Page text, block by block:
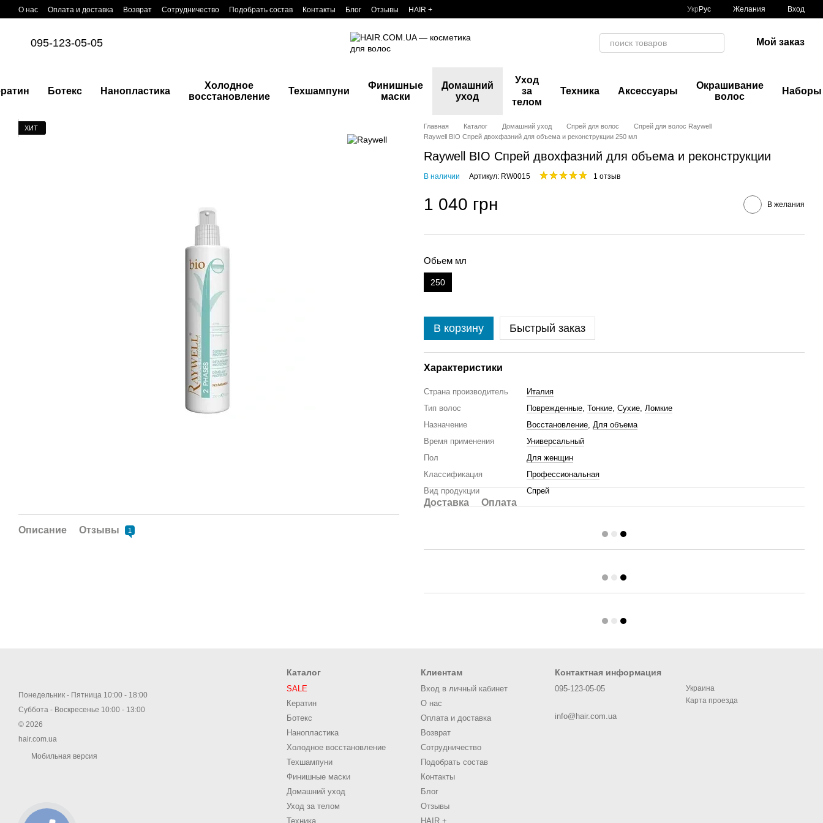
Перейти к основному контенту
О нас Оплата и доставка Возврат Сотрудничество Подобрать состав Контакты Блог Отзывы HAIR + Укр Рус Желания Вход
095-123-05-05 Мой заказ
Ботекс Нанопластика
Холодное
восстановление
Техшампуни
Финишные
маски
Домашний
уход
Уход
за
телом
Техника Аксессуары
Окрашивание
волос
Наборы
ХИТ
Описание Отзывы 1
Главная Каталог Домашний уход Спрей для волос
Спрей для волос Raywell
Raywell BIO Спрей двохфазний для объема и реконструкции 250 мл
Raywell BIO Спрей двохфазний для объема и реконструкции
В наличии Артикул: RW0015 1 отзыв
1 040 грн В желания
Обьем мл
250
В корзину Быстрый заказ
Характеристики
Страна производитель
Италия
Тип волос
Поврежденные, Тонкие, Сухие, Ломкие
Назначение
Восстановление, Для объема
Время применения
Универсальный
Пол
Для женщин
Классификация
Профессиональная
Вид продукции
Спрей
Доставка Оплата
Понедельник - Пятница 10:00 - 18:00
Суббота - Воскресенье 10:00 - 13:00
© 2026
hair.com.ua
Мобильная версия
Каталог
SALE
Кератин
Ботекс
Нанопластика
Холодное восстановление
Техшампуни
Финишные маски
Домашний уход
Уход за телом
Техника
Клиентам
Вход в личный кабинет
О нас
Оплата и доставка
Возврат
Сотрудничество
Подобрать состав
Контакты
Блог
Отзывы
HAIR +
Контактная информация
095-123-05-05
info@hair.com.ua
Украина
Карта проезда